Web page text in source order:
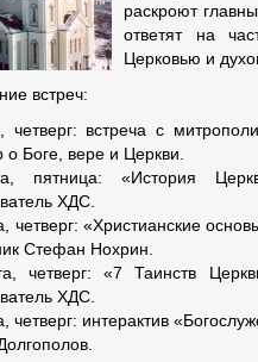
раскроют
ответят на
Церковью и
встреч:
четверг: встреча с
о Боге, вере и Церкви.
пятница: «История
ХДС.
четверг: «Христианские
Стефан Нохрин.
четверг: «7 Таинств
ХДС.
четверг: интерактив